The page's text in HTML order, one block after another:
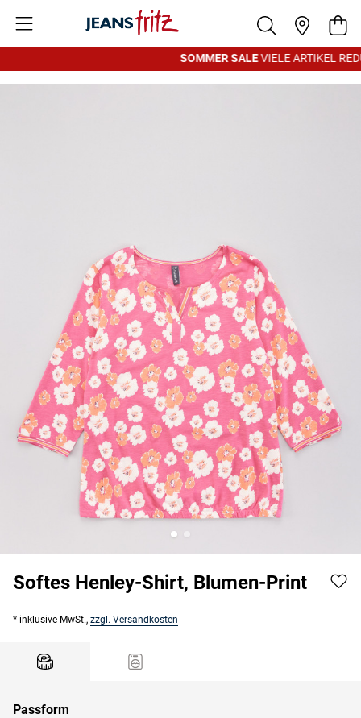
SOMMER SALEVIELE ARTIKEL
Softes Henley-Shirt, Blumen-Print
* inklusive MwSt., zzgl. Versandkosten
Passform